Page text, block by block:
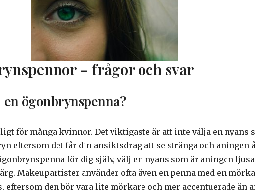
– frågor och svar
ögonbrynspenna?
för många kvinnor. Det viktigaste är att inte välja en nyans
eftersom det får din ansiktsdrag att se stränga och aningen
för dig själv, välj en nyans som är aningen
Makeupartister använder ofta även en penna med en
eftersom den bör vara lite mörkare och mer accentuerade än